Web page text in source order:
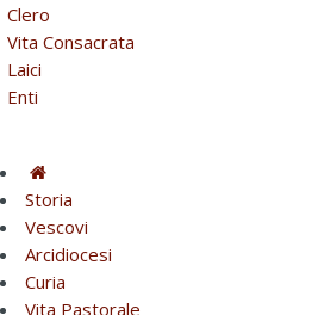
Clero
Vita Consacrata
Laici
Enti
Storia
Vescovi
Arcidiocesi
Curia
Vita Pastorale